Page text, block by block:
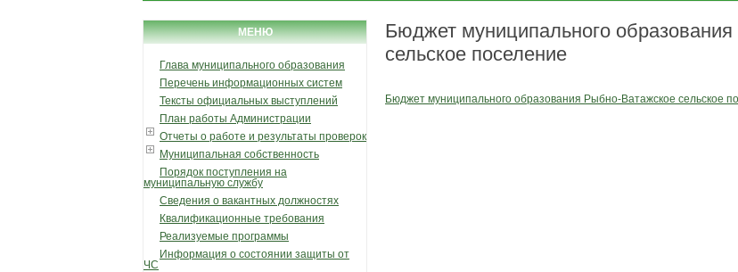
МЕНЮ
Глава муниципального образования
Перечень информационных систем
Тексты официальных выступлений
План работы Администрации
Отчеты о работе и результаты проверок
Муниципальная собственность
Порядок поступления на
муниципальную службу
Сведения о вакантных должностях
Квалификационные требования
Реализуемые программы
Информация о состоянии защиты от
ЧС
Бюджет муниципального
сельское поселение
Бюджет муниципального образования Рыбно-Ватажское сельское